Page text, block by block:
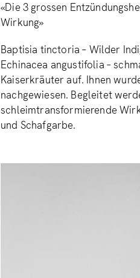
«Die 3 grossen
Wirkung»
Baptisia tinctoria – Wilder
Echinacea angustifolia –
Kaiserkräuter auf. Ihnen
nachgewiesen. Begleitet
schleimtransformierende
und Schafgarbe.